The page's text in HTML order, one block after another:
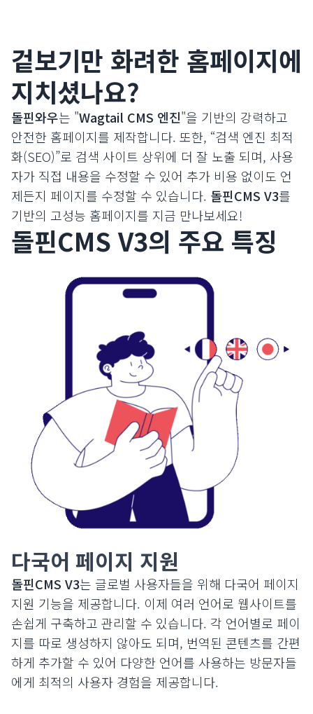
겉보기만 화려한 홈페이지에
지치셨나요?
돌핀와우는 "Wagtail CMS 엔진"을 기반의 강력하고
안전한 홈페이지를 제작합니다. 또한, “검색 엔진 최적
화(SEO)”로 검색 사이트 상위에 더 잘 노출 되며, 사용
자가 직접 내용을 수정할 수 있어 추가 비용 없이도 언
제든지 페이지를 수정할 수 있습니다. 돌핀CMS V3를
기반의 고성능 홈페이지를 지금 만나보세요!
돌핀CMS V3의 주요 특징
다국어 페이지 지원
돌핀CMS V3는 글로벌 사용자들을 위해 다국어 페이지
지원 기능을 제공합니다. 이제 여러 언어로 웹사이트를
손쉽게 구축하고 관리할 수 있습니다. 각 언어별로 페이
지를 따로 생성하지 않아도 되며, 번역된 콘텐츠를 간편
하게 추가할 수 있어 다양한 언어를 사용하는 방문자들
에게 최적의 사용자 경험을 제공합니다.